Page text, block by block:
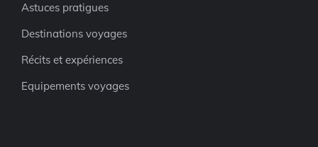
Astuces pratigues
Destinations voyages
Récits et expériences
Equipements voyages